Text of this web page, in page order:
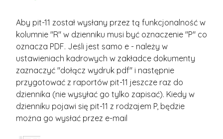
Aby pit-11 został wysłany przez tą funkcjonalność w
kolumnie "R" w dzienniku musi być oznaczenie "P" co
oznacza PDF. Jeśli jest samo e - należy w
ustawieniach kadrowych w zakładce dokumenty
zaznaczyć "dołącz wydruk pdf" i następnie
przygotować z raportów pit-11 jeszcze raz do
dziennika (nie wysyłać go tylko zapisać). Kiedy w
dzienniku pojawi się pit-11 z rodzajem P, będzie
można go wysłać przez e-mail